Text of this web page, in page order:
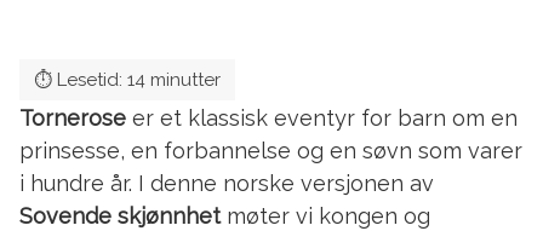
Tornerose er et klassisk eventyr for barn om en
prinsesse, en forbannelse og en søvn som varer
i hundre år. I denne norske versjonen av
Sovende skjønnhetmøter vi kongen og